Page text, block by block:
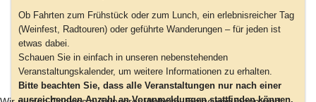
Ob Fahrten zum Frühstück oder zum Lunch, ein erlebnisreicher Tag
(Weinfest, Radtouren) oder geführte Wanderungen – für jeden ist
etwas dabei.
Schauen Sie in einfach in unseren nebenstehenden
Veranstaltungskalender, um weitere Informationen zu erhalten.
Bitte beachten Sie, dass alle Veranstaltungen nur nach einer
ausreichenden Anzahl an Voranmeldungen stattfinden können.